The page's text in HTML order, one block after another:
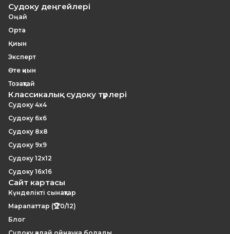
Судоку деңгейлері
Оңай
Орта
Қиын
Эксперт
Өте қиын
Тозақтай
Классикалық судоку түрлері
Судоку 4x4
Судоку 6x6
Судоку 8x8
Судоку 9x9
Судоку 12x12
Судоку 16x16
Сайт картасы
Күнделікті сынақтар
Марапаттар (🏆0/12)
Блог